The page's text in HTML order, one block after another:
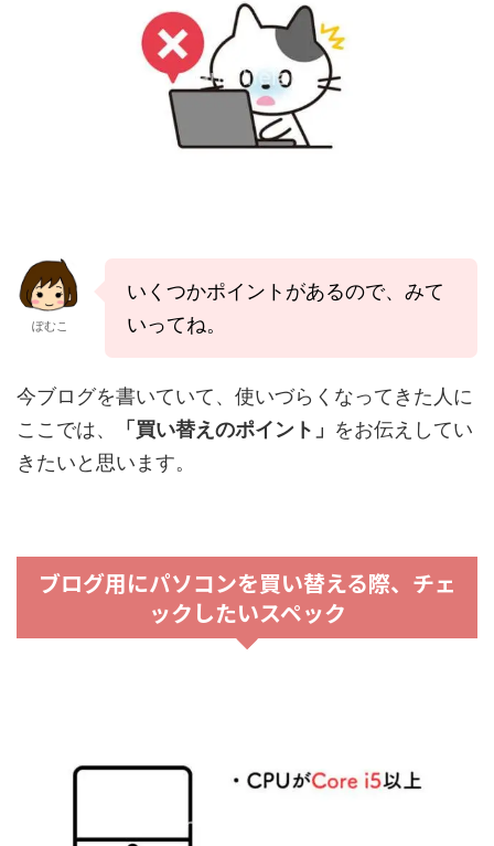
ぽむこ
いくつかポイントがあるので、みて
いってね。
今ブログを書いていて、使いづらくなってきた人に
ここでは、
「買い替えのポイント」 をお伝えしてい
きたいと思います。
ブログ用にパソコンを買い替える際、チェ
ックしたいスペック